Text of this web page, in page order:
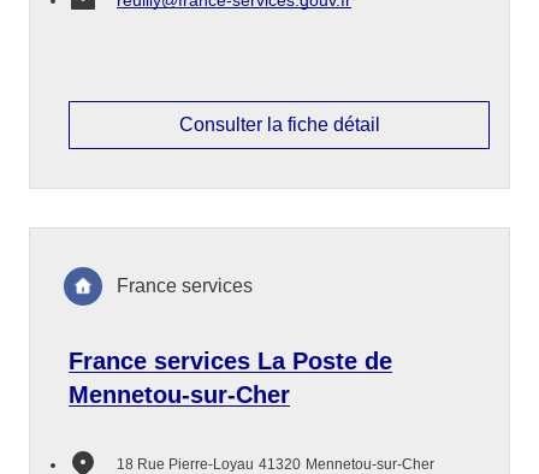
Consulter la fiche détail
France services La Poste de
Mennetou-sur-Cher
18 Rue Pierre-Loyau 41320 Mennetou-sur-Cher
France services